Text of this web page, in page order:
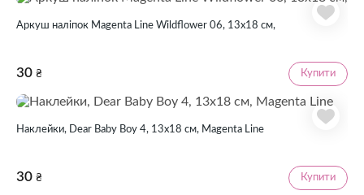
Аркуш наліпок Magenta Line Wildflower 06, 13х18 см,
30 ₴ Купити
Наклейки, Dear Baby Boy 4, 13х18 см, Magenta Line
30 ₴ Купити